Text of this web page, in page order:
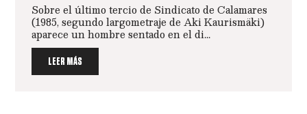
Sobre el último tercio de Sindicato de Calamares
(1985, segundo largometraje de Aki Kaurismäki)
aparece un hombre sentado en el di...
LEER MÁS